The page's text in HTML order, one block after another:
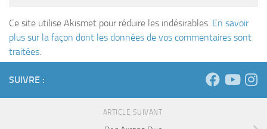
Ce site utilise Akismet pour réduire les indésirables. En savoir
plus sur la façon dont les données de vos commentaires sont
traitées.
SUIVRE :
ARTICLE SUIVANT